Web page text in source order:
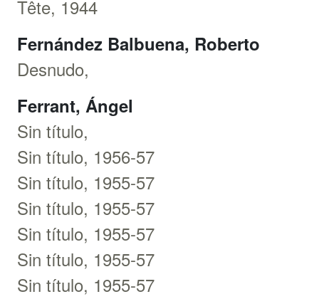
Tête, 1944
Fernández Balbuena, Roberto
Desnudo,
Ferrant, Ángel
Sin título,
Sin título, 1956-57
Sin título, 1955-57
Sin título, 1955-57
Sin título, 1955-57
Sin título, 1955-57
Sin título, 1955-57